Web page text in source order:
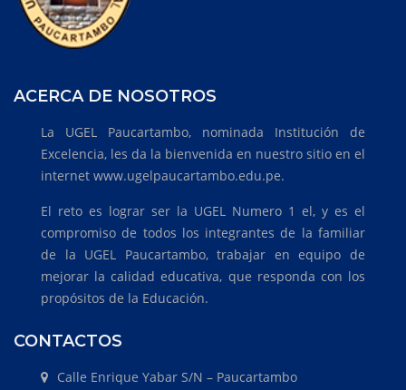
ACERCA DE NOSOTROS
La UGEL Paucartambo, nominada Institución de
Excelencia, les da la bienvenida en nuestro sitio en el
internet www.ugelpaucartambo.edu.pe.
El reto es lograr ser la UGEL Numero 1 el, y es el
compromiso de todos los integrantes de la familiar
de la UGEL Paucartambo, trabajar en equipo de
mejorar la calidad educativa, que responda con los
propósitos de la Educación.
CONTACTOS
Calle Enrique Yabar S/N – Paucartambo